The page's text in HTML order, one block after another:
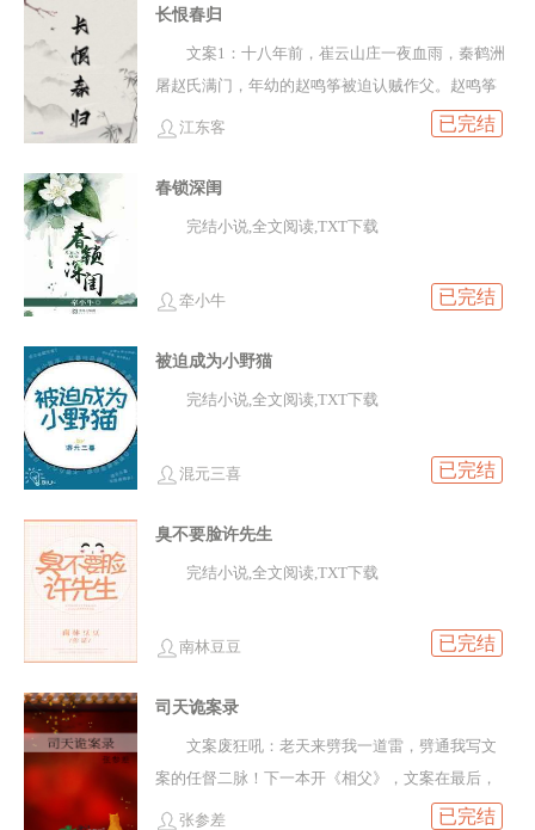
现弱不禁风都..
长恨春归
文案1：十八年前，崔云山庄一夜血雨，秦鹤洲
屠赵氏满门，年幼的赵鸣筝被迫认贼作父。赵鸣筝
在秦鹤洲身边装了十八年的狗，装得天真无邪死心
着一身锐气只身..
江东客 已完结
春锁深闺
完结小说,全文阅读,TXT下载
牵小牛 已完结
被迫成为小野猫
完结小说,全文阅读,TXT下载
混元三喜 已完结
臭不要脸许先生
完结小说,全文阅读,TXT下载
南林豆豆 已完结
司天诡案录
文案废狂吼：老天来劈我一道雷，劈通我写文
案的任督二脉！下一本开《相父》，文案在最后，
求收~烂命一条、医难自医、破罐破摔受x黑得很彻
张参差 已完结